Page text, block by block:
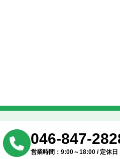
046-847-
営業時間：9:00～18:00 / 定休日